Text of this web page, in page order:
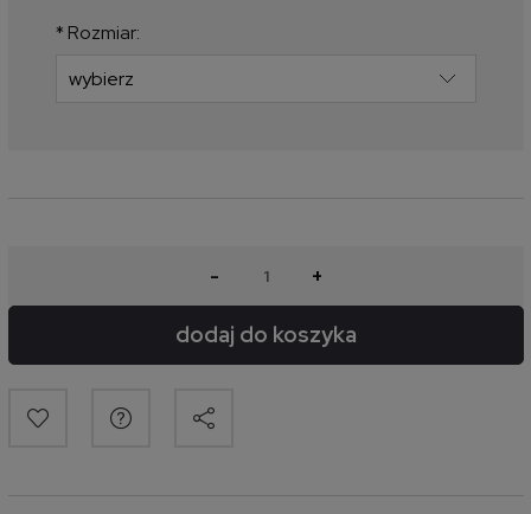
* Rozmiar:
- +
dodaj do koszyka